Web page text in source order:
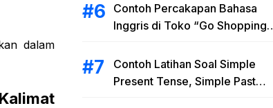
dalam
Contoh Percakapan Bahasa
Inggris di Toko “Go Shopping”
Contoh Latihan Soal Simple
Present Tense, Simple Past